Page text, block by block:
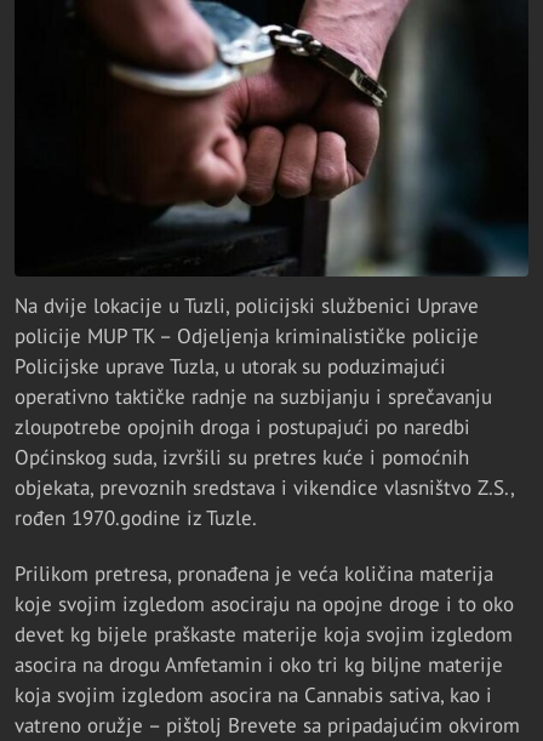
Na dvije lokacije u Tuzli, policijski službenici Uprave
policije MUP TK – Odjeljenja kriminalističke policije
Policijske uprave Tuzla, u utorak su poduzimajući
operativno taktičke radnje na suzbijanju i sprečavanju
zloupotrebe opojnih droga i postupajući po naredbi
Općinskog suda, izvršili su pretres kuće i pomoćnih
objekata, prevoznih sredstava i vikendice vlasništvo Z.S.,
rođen 1970.godine iz Tuzle.
Prilikom pretresa, pronađena je veća količina materija
koje svojim izgledom asociraju na opojne droge i to oko
devet kg bijele praškaste materije koja svojim izgledom
asocira na drogu Amfetamin i oko tri kg biljne materije
koja svojim izgledom asocira na Cannabis sativa, kao i
vatreno oružje – pištolj Brevete sa pripadajućim okvirom